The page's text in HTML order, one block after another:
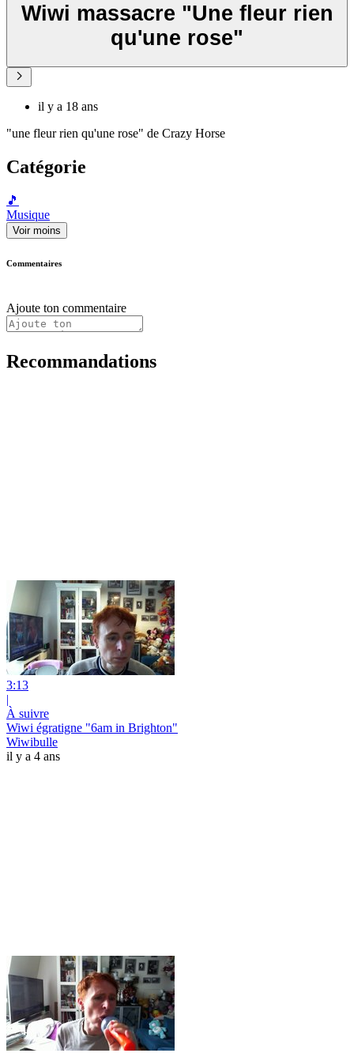
Wiwi massacre "Une fleur rien
qu'une rose"
il y a 18 ans
"une fleur rien qu'une rose" de Crazy Horse
Catégorie
🎵
Musique
Voir moins
Commentaires
Ajoute ton commentaire
Recommandations
3:13
|
À suivre
Wiwi égratigne "6am in Brighton"
Wiwibulle
il y a 4 ans